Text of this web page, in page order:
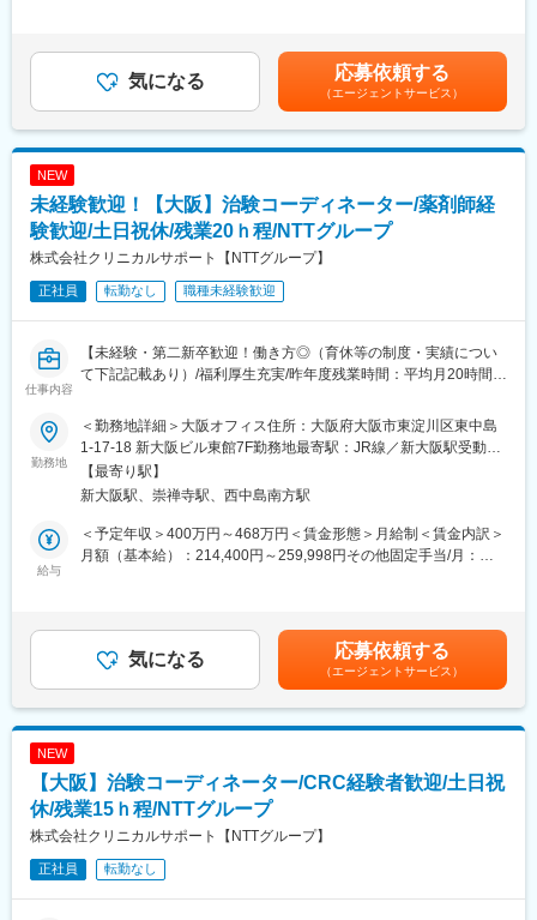
■研修制度
・導入研修(入社後2週間の座学研修)ビジネスマナー、PC操作、薬
学びます。各単元毎に専属社員が講義ををいます。
・継続研修：週に1回、最新の治験情報や振り返りを行い、スキル
アップを図っていきます。
◆医師、院内のスタッフに対して：
治験実施の支援、治験スケジュール調整・データ入力の補助等
◆製薬会社担当者に対して：
◆大規模病院では、複数のプロジェクトを受託する為、必ず複数
名のチームで業務を進めます。
◆チームメンバー間でリアルタイムで最新情報を共有するため、
急な休暇や長期休暇にも対応可。
◆ライフイベントと両立して長く就業出来るように、完全チーム
【未経験安心の研修制度】
機法やGCPなどの関連法、CRC業務に必要な知識やスキルなどを
学びます。各単元毎に専属社員が講義をします。
◆OJT研修(社後半年間）：導入研修で学んだことを現場で体験
し、応用力を身につけます。
◆継続研修：週に1回、最新の治験情報や振り返りを行い、スキル
アップを図っていきます。
法、遺伝子治療など）が最も多く、再生医療や医療機器、バイオ
医薬品など大規模病院ならではのプロジェクトを深く経験できま
【キャリアパス】
ています。更に経験を積み管理職であるマネージャーに任命され
るとオフィス全体を管轄します。◆社員のキャリアプランに応じ
て、マネジメント側ではなく、CRCスペシャリスト（役職無し）
変更の範囲：会社の定める業務
有＜給与補足＞■月給制+賞与となります。賞与は年2回です。■優
秀成績者は別途5万円、3万円、1万円/月の報奨金あり■入社5年目
チーフ、500万円（手当込・残業代別）■入社7年目リーダー、550
万円（手当込・残業代別）■2025年度賞与実績 基本給7.28ヶ月
分賃金はあくまでも目安の金額であり、選考を通じて上下する可
気になる 応募依頼する
（エージェントサービス）
NEW
未経験歓迎！【大阪】治験コーディネーター/薬剤師経
験歓迎/土日祝休/残業20ｈ程/NTTグループ
株式会社クリニカルサポート【NTTグループ】
正社員 転勤なし 職種未経験歓迎
仕事内容
【未経験・第二新卒歓迎！働き方◎（育休等の制度・実績につい
て下記記載あり）/福利厚生充実/昨年度残業時間：平均月20時間/
■業務内容
医療機関内で患者様や医師、各部門間のコーディネート（調整）
業務を行い、製薬会社と医療機関の架け橋となり臨床試験（治
験）のスムーズな進行を支援します。
・患者様に対して：
治験の説明補助や治験スケジュール説明、質問・相談対応、精神
的なケア
・製薬会社担当者に対して：
実施している治験に関する情報を担当者へ提供し、治験進行の調
品など大規模病院ならではのプロジェクトを狭く深く経験できま
す。
■就業環境
大規模病院では、複数のプロジェクトを受託する為、必ず複数名
勤務地
＜勤務地詳細＞大阪オフィス住所：大阪府大阪市東淀川区東中島
1-17-18 新大阪ビル東館7F勤務地最寄駅：JR線／新大阪駅受動喫
煙対策：屋内全面禁煙変更の範囲：会社の定める事業所
【最寄り駅】
新大阪駅、崇禅寺駅、西中島南方駅
給与
＜予定年収＞400万円～468万円＜賃金形態＞月給制＜賃金内訳＞
月額（基本給）：214,400円～259,998円その他固定手当/月：
業手当＞有＜給与補足＞■月給制+賞与となります。賞与は年2回
です。■優秀成績者は別途5万円、3万円、1万円/月の報奨金あり■
入社5年目チーフ、500万円（手当込・残業代別）■入社7年目リー
ダー、550万円（手当込・残業代別）■2025年度賞与実績 基本給
7.28ヶ月分賃金はあくまでも目安の金額であり、選考を通じて上
す。
気になる 応募依頼する
（エージェントサービス）
NEW
【大阪】治験コーディネーター/CRC経験者歓迎/土日祝
休/残業15ｈ程/NTTグループ
株式会社クリニカルサポート【NTTグループ】
正社員 転勤なし